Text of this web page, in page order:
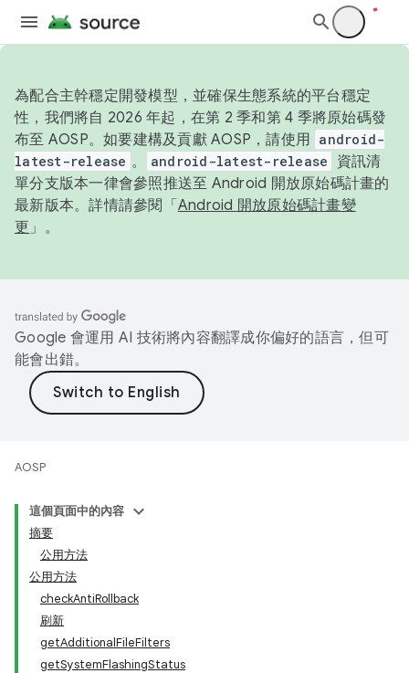
為配合主幹穩定開發模型，並確保生態系統的平台穩定
性，我們將自 2026 年起，在第 2 季和第 4 季將原始碼發
布至 AOSP。如要建構及貢獻 AOSP，請使用 android-
latest-release 。 android-latest-release
資訊清
單分支版本一律會參照推送至 Android 開放原始碼計畫的
最新版本。詳情請參閱「 Android 開放原始碼計畫變
更 」。
Google 會運用 AI 技術將內容翻譯成你偏好的語言，但可
能會出錯。
AOSP
這個頁面中的內容
摘要
公用方法
公用方法
checkAntiRollback
刷新
getAdditionalFileFilters
getSystemFlashingStatus